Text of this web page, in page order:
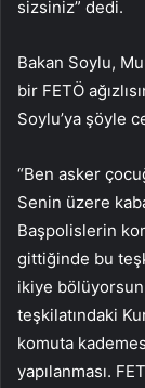
sizsiniz” dedi.
Bakan Soylu,
bir FETÖ
Soylu’ya şöyle
“Ben asker
Senin üzere
Başpolislerin
gittiğinde bu
ikiye
teşkilatındaki
komuta
yapılanması.